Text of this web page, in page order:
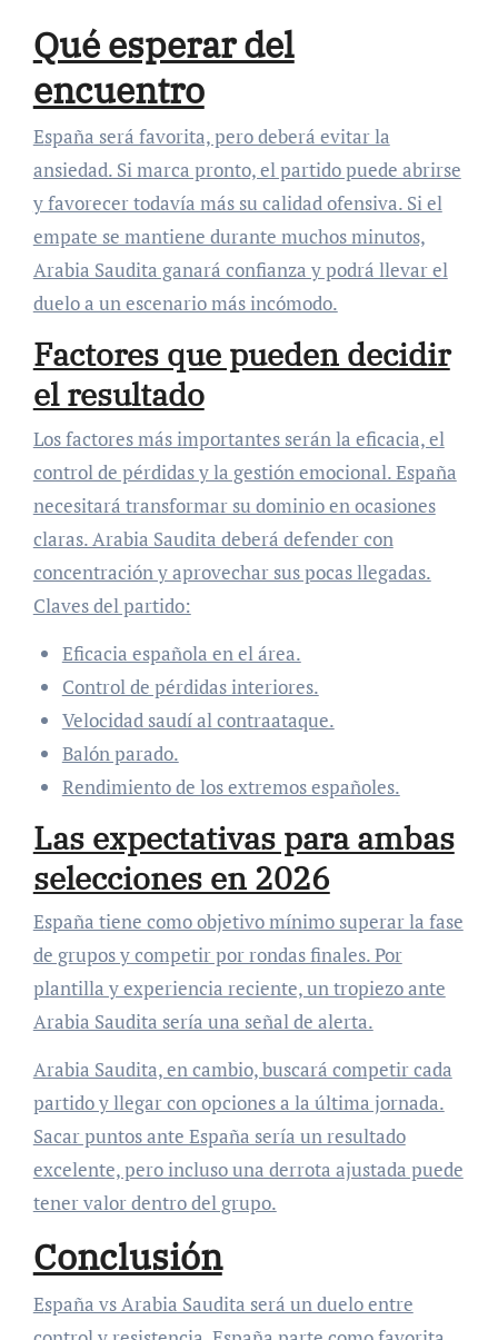
Qué esperar del
encuentro
España será favorita, pero deberá evitar la
ansiedad. Si marca pronto, el partido puede abrirse
y favorecer todavía más su calidad ofensiva. Si el
empate se mantiene durante muchos minutos,
Arabia Saudita ganará confianza y podrá llevar el
duelo a un escenario más incómodo.
Factores que pueden decidir
el resultado
Los factores más importantes serán la eficacia, el
control de pérdidas y la gestión emocional. España
necesitará transformar su dominio en ocasiones
claras. Arabia Saudita deberá defender con
concentración y aprovechar sus pocas llegadas.
Claves del partido:
Eficacia española en el área.
Control de pérdidas interiores.
Velocidad saudí al contraataque.
Balón parado.
Rendimiento de los extremos españoles.
Las expectativas para ambas
selecciones en 2026
España tiene como objetivo mínimo superar la fase
de grupos y competir por rondas finales. Por
plantilla y experiencia reciente, un tropiezo ante
Arabia Saudita sería una señal de alerta.
Arabia Saudita, en cambio, buscará competir cada
partido y llegar con opciones a la última jornada.
Sacar puntos ante España sería un resultado
excelente, pero incluso una derrota ajustada puede
tener valor dentro del grupo.
Conclusión
España vs Arabia Saudita será un duelo entre